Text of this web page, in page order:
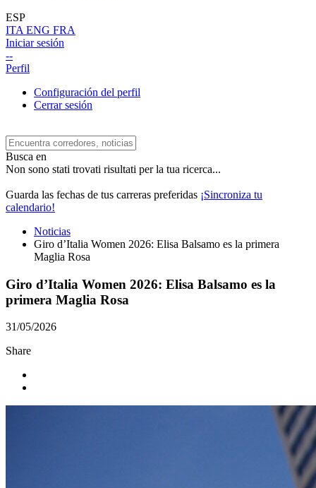
ESP
ITA ENG FRA
Iniciar sesión
--
Perfil
Configuración del perfil
Cerrar sesión
Busca en
Non sono stati trovati risultati per la tua ricerca...
Guarda las fechas de tus carreras preferidas ¡Sincroniza tu
calendario!
Noticias
Giro d’Italia Women 2026: Elisa Balsamo es la primera
Maglia Rosa
Giro d’Italia Women 2026: Elisa Balsamo es la
primera Maglia Rosa
31/05/2026
Share